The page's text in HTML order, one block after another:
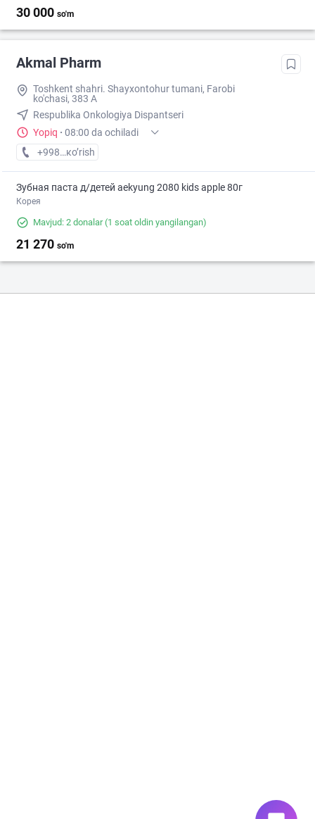
30 000 so'm
Akmal Pharm
Toshkent shahri. Shayxontohur tumani, Farobi
ko'chasi, 383 A
Respublika Onkologiya Dispantseri
Yopiq · 08:00 da ochiladi
+998 (99) XXX-XX-XX
кo’rish
Зубная паста д/детей aekyung 2080 kids apple 80г
Корея
Mavjud: 2 donalar(1 soat oldin yangilangan)
21 270 so'm